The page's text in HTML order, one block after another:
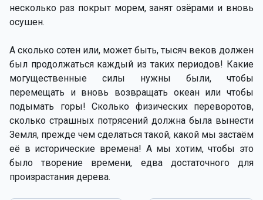
несколько раз покрыт морем, занят озёрами и вновь
осушен.
А сколько сотен или, может быть, тысяч веков должен
был продолжаться каждый из таких периодов! Какие
могущественные силы нужны были, чтобы
перемещать и вновь возвращать океан или чтобы
подымать горы! Сколько физических переворотов,
сколько страшных потрясений должна была вынести
Земля, прежде чем сделаться такой, какой мы застаём
её в исторические времена! А мы хотим, чтобы это
было творение времени, едва достаточного для
произрастания дерева.